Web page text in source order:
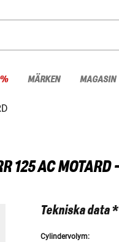
MÄRKEN MAGASIN
125 AC
Tekniska data *
Cylindervolym: